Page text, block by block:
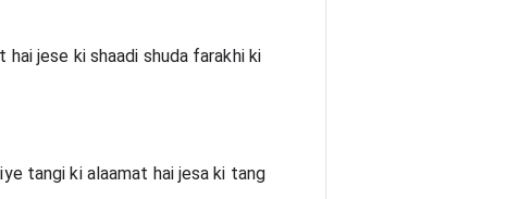
hai jese ki shaadi shuda farakhi ki
tangi ki alaamat hai jesa ki tang